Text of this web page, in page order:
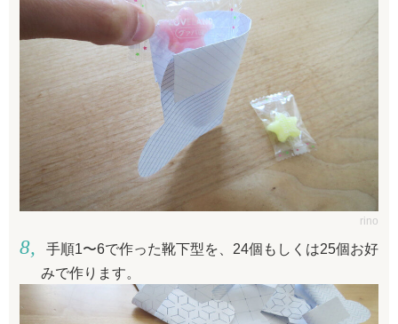
rino
手順1〜6で作った靴下型を、24個もしくは25個お好
みで作ります。